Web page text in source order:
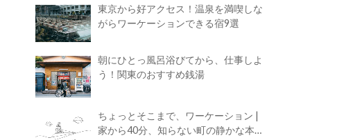
東京から好アクセス！温泉を満喫しな
がらワーケーションできる宿9選
朝にひとっ風呂浴びてから、仕事しよ
う！関東のおすすめ銭湯
ちょっとそこまで、ワーケーション |
家から40分、知らない町の静かな本屋